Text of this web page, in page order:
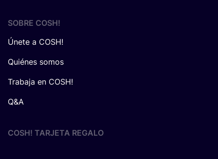
SOBRE COSH!
Únete a COSH!
Quiénes somos
Trabaja en COSH!
Q&A
COSH! TARJETA REGALO